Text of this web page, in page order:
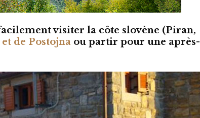
visiter la côte slovène (Piran,
de Postojna ou partir pour une après-